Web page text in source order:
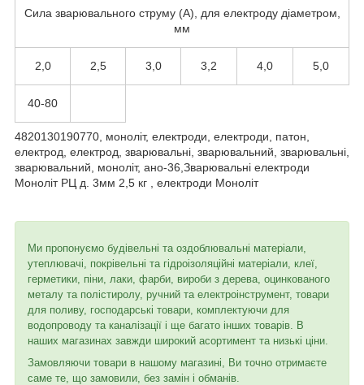
Сила зварювального струму (А), для електроду діаметром,
мм
2,0 2,5 3,0 3,2 4,0 5,0
40-80
4820130190770, моноліт, електроди, електроди, патон,
електрод, електрод, зварювальні, зварювальний, зварювальні,
зварювальний, моноліт, ано-36,Зварювальні електроди
Моноліт РЦ д. 3мм 2,5 кг , електроди Моноліт
Ми пропонуємо будівельні та оздоблювальні матеріали,
утеплювачі, покрівельні та гідроізоляційні матеріали, клеї,
герметики, піни, лаки, фарби, вироби з дерева, оцинкованого
металу та полістиролу, ручний та електроінструмент, товари
для поливу, господарські товари, комплектуючи для
водопроводу та каналізації і ще багато інших товарів. В
наших магазинах завжди широкий асортимент та низькі ціни.
Замовляючи товари в нашому магазині, Ви точно отримаєте
саме те, що замовили, без замін і обманів.